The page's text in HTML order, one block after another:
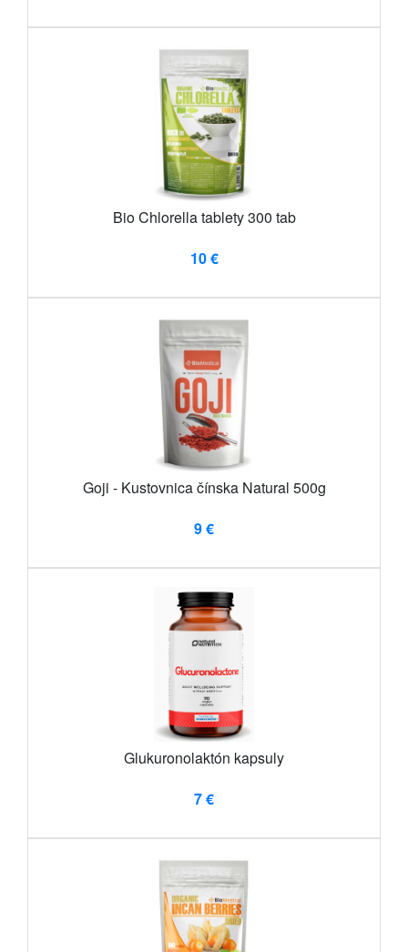
Bio Chlorella tablety 300 tab
10 €
Goji - Kustovnica čínska Natural 500g
9 €
Glukuronolaktón kapsuly
7 €